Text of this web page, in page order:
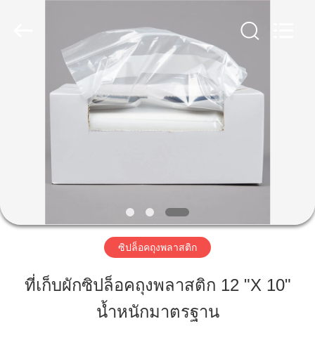
กับ
ซิปล็อคถุงพลาสติก
ที่เก็บผักซิปล็อคถุงพลาสติก 12 "X 10"
น้ำหนักมาตรฐาน